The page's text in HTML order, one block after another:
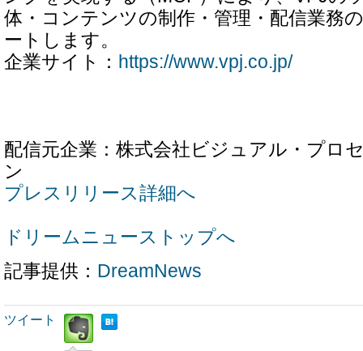
体・コンテンツの制作・管理・配信業務
ートします。
企業サイト： https://www.vpj.co.jp/
配信元企業：株式会社ビジュアル・プロ
ン
プレスリリース詳細へ
ドリームニューストップへ
記事提供： DreamNews
ツイート